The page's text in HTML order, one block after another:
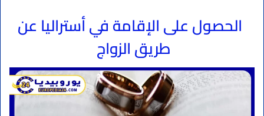
الحصول على الإقامة في أستراليا عن
طريق الزواج